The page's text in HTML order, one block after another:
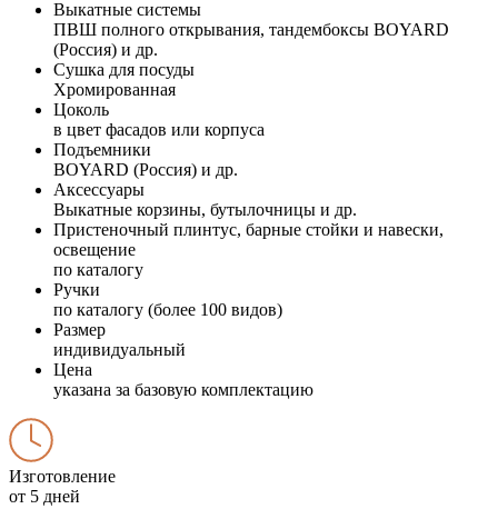
Выкатные системы
ПВШ полного открывания, тандембоксы BOYARD
(Россия) и др.
Сушка для посуды
Хромированная
Цоколь
в цвет фасадов или корпуса
Подъемники
BOYARD (Россия) и др.
Аксессуары
Выкатные корзины, бутылочницы и др.
Пристеночный плинтус, барные стойки и навески,
освещение
по каталогу
Ручки
по каталогу (более 100 видов)
Размер
индивидуальный
Цена
указана за базовую комплектацию
Изготовление
от 5 дней